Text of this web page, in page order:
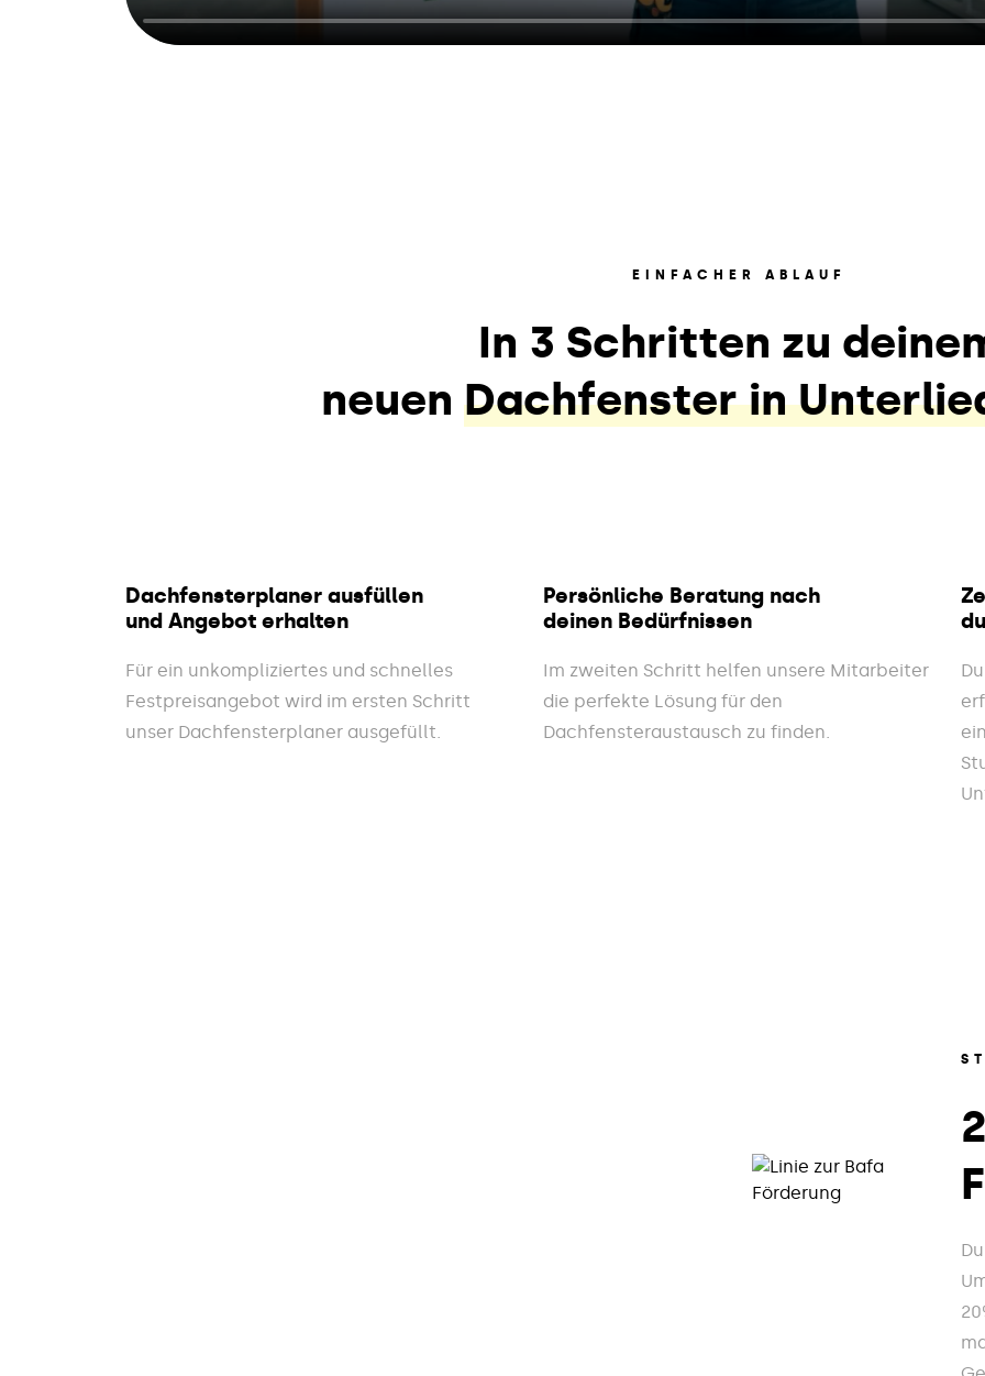
EINFACHER ABLAUF
In 3 Schritten zu
neuen Dachfenster in
Dachfensterplaner ausfüllen
und Angebot erhalten
Für ein unkompliziertes und schnelles
Festpreisangebot wird im ersten Schritt
unser Dachfensterplaner ausgefüllt.
Persönliche Beratung nach
deinen Bedürfnissen
Im zweiten Schritt helfen unsere Mitarbeiter
die perfekte Lösung für den
Dachfensteraustausch zu finden.